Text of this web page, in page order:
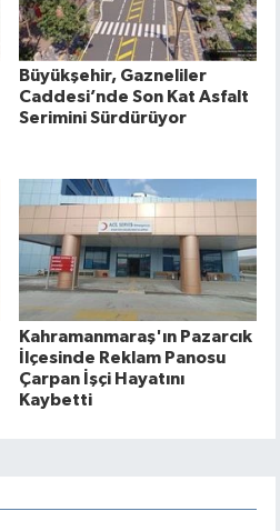
Büyükşehir, Gazneliler
Caddesi’nde Son Kat Asfalt
Serimini Sürdürüyor
Kahramanmaraş'ın Pazarcık
İlçesinde Reklam Panosu
Çarpan İşçi Hayatını
Kaybetti